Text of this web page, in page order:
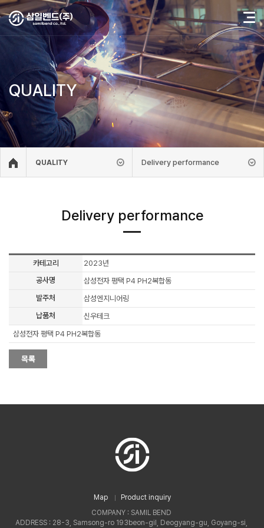
QUALITY
QUALITY Delivery performance
Delivery performance
카테고리
2023년
공사명
삼성전자 평택 P4 PH2복합동
발주처
삼성엔지니어링
납품처
신우테크
삼성전자 평택 P4 PH2복합동
Map
Product inquiry
COMPANY : SAMIL BEND
ADDRESS : 28-3, Samsong-ro 193beon-gil, Deogyang-gu, Goyang-si,